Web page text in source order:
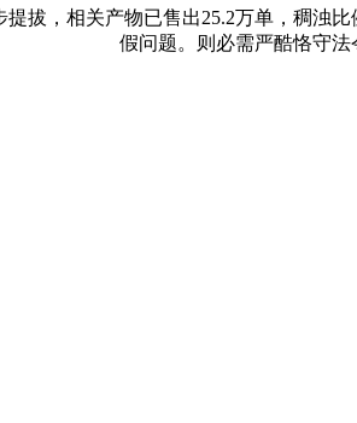
拔，相关产物已售出25.2万单，稠浊
假问题。则必需严酷恪守